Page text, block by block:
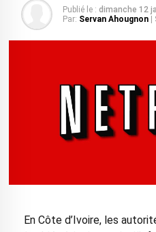
Publié le : dimanche 12
Par: Servan Ahougnon
En Côte d’Ivoire, les